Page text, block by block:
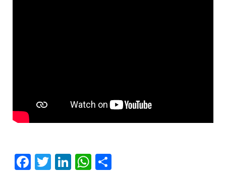
Facebook
Twitter
LinkedIn
WhatsApp